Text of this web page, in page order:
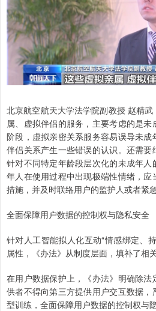
北京航空航天大学法学院副教授 赵精
属、虚拟伴侣的服务，主要考虑的是
阶段，虚拟亲密关系服务容易误导未
伴侣关系产生一些错误的认识。还需
针对不同特定年龄段层次化的未成年
年人在使用过程中出现极端性情绪，
措施，并及时联络用户的监护人或者紧急
全面保障用户数据的控制权与隐私安全
针对人工智能拟人化互动“情感绑定、
属性，《办法》从制度层面，填补了相
在用户数据保护上，《办法》明确除
供者不得向第三方提供用户交互数据
型训练，全面保障用户数据的控制权与隐